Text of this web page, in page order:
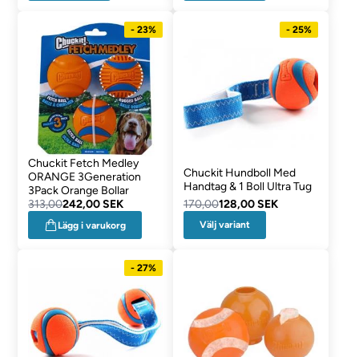
- 23%
Chuckit Fetch Medley
ORANGE 3Generation
3Pack Orange Bollar
313,00242,00 SEK
Lägg i varukorg
- 25%
Chuckit Hundboll Med
Handtag & 1 Boll Ultra Tug
170,00128,00 SEK
Välj variant
- 27%